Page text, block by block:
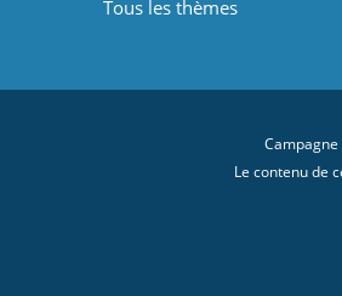
Tous les thèmes
Le contenu de